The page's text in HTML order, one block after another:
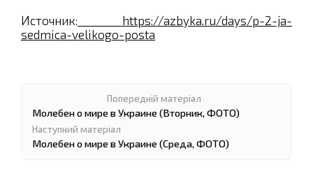
Источник: https://azbyka.ru/days/p-2-ja-
sedmica-velikogo-posta
Молебен о мире в Украине (Вторник, ФОТО)
Молебен о мире в Украине (Среда, ФОТО)